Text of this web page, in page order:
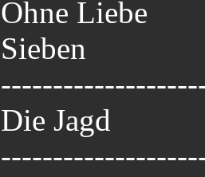
Ohne Liebe
Sieben
Die Jagd